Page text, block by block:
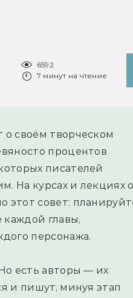
6592
7 минут на чтение
о своём творческом
процентов
писателей
На курсах и лекциях о
этот совет:
главы,
персонажа.
есть авторы — их
и пишут, минуя этап